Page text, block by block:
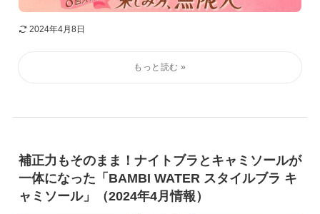
2024年4月8日
補正力もそのまま！ナイトブラとキャミソールが
一体になった「BAMBI WATER スタイルブラ キ
ャミソール」（2024年4月情報）